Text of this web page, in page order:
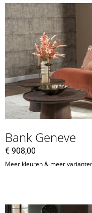
Bank Geneve
€ 908,00
Meer kleuren & meer